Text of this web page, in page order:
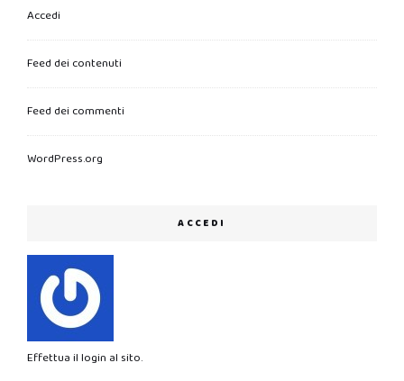
Accedi
Feed dei contenuti
Feed dei commenti
WordPress.org
ACCEDI
Effettua il login al sito.